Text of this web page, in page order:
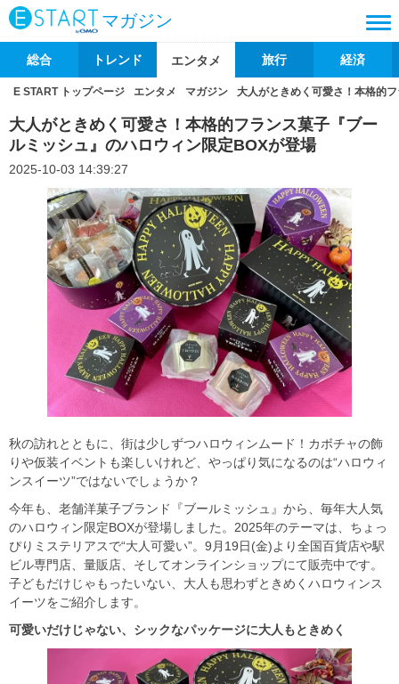
マガジン
総合 トレンド エンタメ 旅行 経済
E START トップページ エンタメ マガジン 大人がときめく可愛さ！本格的
大人がときめく可愛さ！本格的フランス菓子『ブー
ルミッシュ』のハロウィン限定BOXが登場
2025-10-03 14:39:27
秋の訪れとともに、街は少しずつハロウィンムード！カボチャの飾
りや仮装イベントも楽しいけれど、やっぱり気になるのは“ハロウィ
ンスイーツ”ではないでしょうか？
今年も、老舗洋菓子ブランド『ブールミッシュ』から、毎年大人気
のハロウィン限定BOXが登場しました。2025年のテーマは、ちょっ
ぴりミステリアスで“大人可愛い”。9月19日(金)より全国百貨店や駅
ビル専門店、量販店、そしてオンラインショップにて販売中です。
子どもだけじゃもったいない、大人も思わずときめくハロウィンス
イーツをご紹介します。
可愛いだけじゃない、シックなパッケージに大人もときめく